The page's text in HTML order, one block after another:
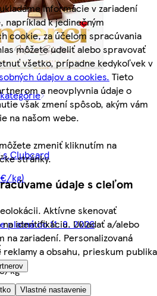
informácie v zariadení
k jedinečným
cookie, za účelom spracúvania
môžete udeliť alebo spravovať
všetko, prípadne kedykoľvek v
údajov a cookies. Tieto
a neovplyvnia údaje o
však zmení spôsob, akým vám
na našom webe.
zmeniť kliknutím na
stránky.
údaje s cieľom
Aktívne skenovať
identifikáciu. Ukladať a/alebo
zariadení. Personalizovaná
a obsahu, prieskum publika
Vlastné nastavenie
s Clubcard
€/kg)
platná do 11. 8. 2026
kg
controls